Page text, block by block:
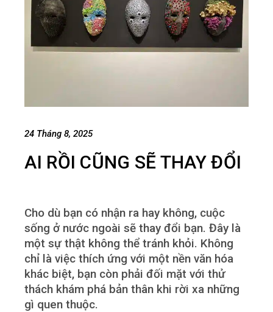
24 Tháng 8, 2025
AI RỒI CŨNG SẼ THAY ĐỔI
Cho dù bạn có nhận ra hay không, cuộc
sống ở nước ngoài sẽ thay đổi bạn. Đây là
một sự thật không thể tránh khỏi. Không
chỉ là việc thích ứng với một nền văn hóa
khác biệt, bạn còn phải đối mặt với thử
thách khám phá bản thân khi rời xa những
gì quen thuộc.